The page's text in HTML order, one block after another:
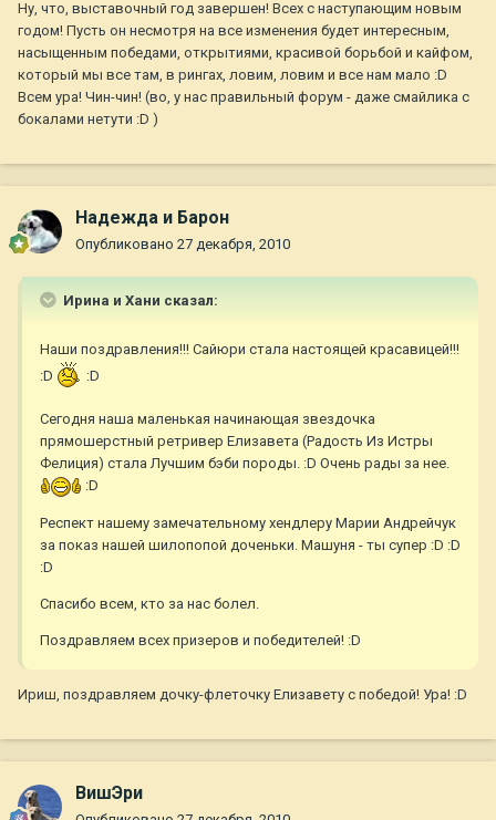
Ну, что, выставочный год завершен! Всех с наступающим новым
годом! Пусть он несмотря на все изменения будет интересным,
насыщенным победами, открытиями, красивой борьбой и кайфом,
который мы все там, в рингах, ловим, ловим и все нам мало :D
Всем ура! Чин-чин! (во, у нас правильный форум - даже смайлика с
бокалами нетути :D )
Надежда и Барон
Опубликовано 27 декабря, 2010
Ирина и Хани сказал:
Наши поздравления!!! Сайюри стала настоящей красавицей!!!
:D
:D
Сегодня наша маленькая начинающая звездочка
прямошерстный ретривер Елизавета (Радость Из Истры
Фелиция) стала Лучшим бэби породы. :D Очень рады за нее.
:D
Респект нашему замечательному хендлеру Марии Андрейчук
за показ нашей шилопопой доченьки. Машуня - ты супер :D :D
:D
Спасибо всем, кто за нас болел.
Поздравляем всех призеров и победителей! :D
Ириш, поздравляем дочку-флеточку Елизавету с победой! Ура! :D
ВишЭри